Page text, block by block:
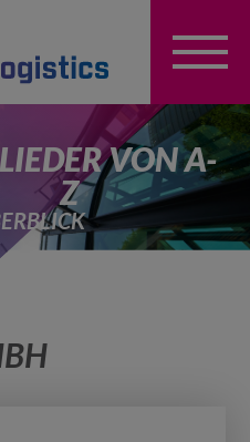
VON A-
Z